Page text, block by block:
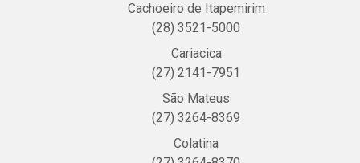
Cachoeiro de Itapemirim
(28) 3521-5000
Cariacica
(27) 2141-7951
São Mateus
(27) 3264-8369
Colatina